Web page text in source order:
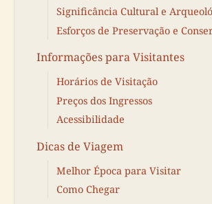
Significância Cultural e
Esforços de Preservação e
Informações para Visitantes
Horários de Visitação
Preços dos Ingressos
Acessibilidade
Dicas de Viagem
Melhor Época para Visitar
Como Chegar